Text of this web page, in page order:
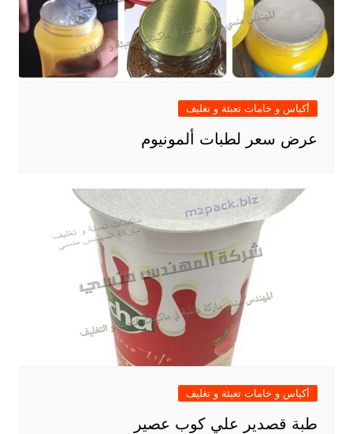
أكياس و خامات تعبئة و تغليف
عرض سعر لطبات ألمونيوم
أكياس و خامات تعبئة و تغليف
طبة قصدير علي كوب عصير